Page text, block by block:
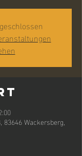
Wackersberg,